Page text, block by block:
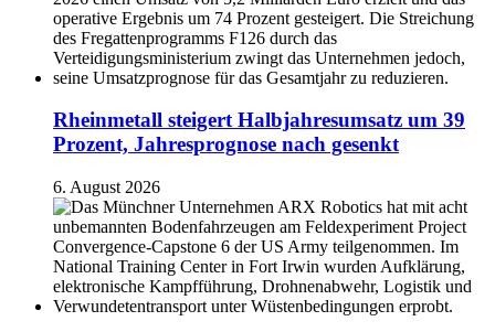
Rheinmetall steigert Halbjahresumsatz um 39
Prozent, Jahresprognose nach gesenkt
6. August 2026